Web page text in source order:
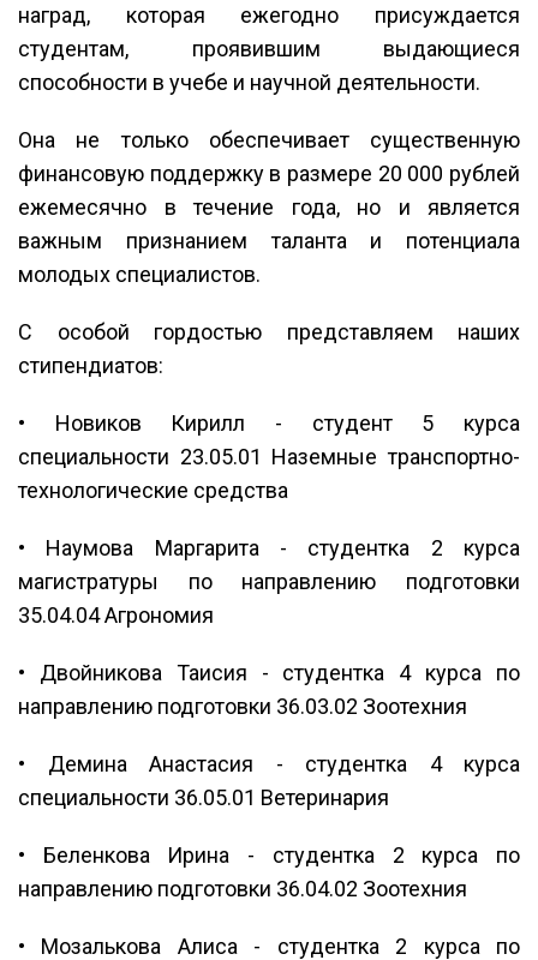
наград, которая ежегодно присуждается
студентам, проявившим выдающиеся
способности в учебе и научной деятельности.
Она не только обеспечивает существенную
финансовую поддержку в размере 20 000 рублей
ежемесячно в течение года, но и является
важным признанием таланта и потенциала
молодых специалистов.
С особой гордостью представляем наших
стипендиатов:
• Новиков Кирилл - студент 5 курса
специальности 23.05.01 Наземные транспортно-
технологические средства
• Наумова Маргарита - студентка 2 курса
магистратуры по направлению подготовки
35.04.04 Агрономия
• Двойникова Таисия - студентка 4 курса по
направлению подготовки 36.03.02 Зоотехния
• Демина Анастасия - студентка 4 курса
специальности 36.05.01 Ветеринария
• Беленкова Ирина - студентка 2 курса по
направлению подготовки 36.04.02 Зоотехния
• Мозалькова Алиса - студентка 2 курса по